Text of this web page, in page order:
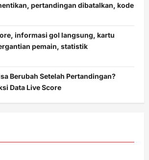
pertandingan dibatalkan, kode
informasi gol langsung, kartu
pemain, statistik
Berubah Setelah Pertandingan?
Data Live Score